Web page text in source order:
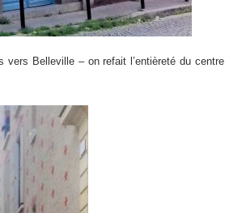
Belleville – on refait l’entièreté du centre